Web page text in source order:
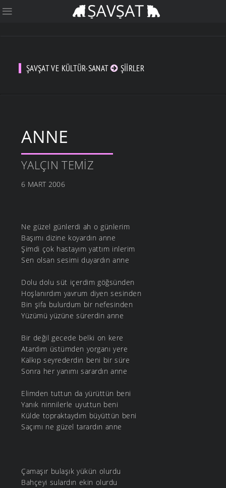
ŞAVŞAT VE KÜLTÜR-SANAT ŞIIRLER
ANNE
YALÇIN TEMIZ
6 MART 2006
Ne güzel günlerdi ah o günlerim
Başımı dizine koyardın anne
Şimdi çok hastayım yattım inlerim
Sen olsan sesimi duyardın anne
Dolu dolu süt içerdim göğsünden
Hoşlanırdım yavrum diyen sesinden
Bin şifa bulurdum bir nefesinden
Yüzümü yüzüne sürerdin anne
Bir değil gecede belki on kere
Atardım üstümden yorganı yere
Kalkıp seyrederdin beni bir süre
Sonra her yanımı sarardın anne
Elimden tuttun da yürüttün beni
Yanık ninnilerle uyuttun beni
Külde topraktaydım büyüttün beni
Saçımı ne güzel tarardın anne
Çamaşır bulaşık yükün olurdu
Bahçeyi sulardın ekin olurdu